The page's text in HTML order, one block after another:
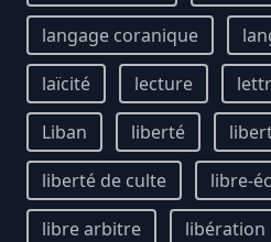
langage coranique
laïcité
lecture
Liban
liberté
liberté de culte
libre-
libre arbitre
libération